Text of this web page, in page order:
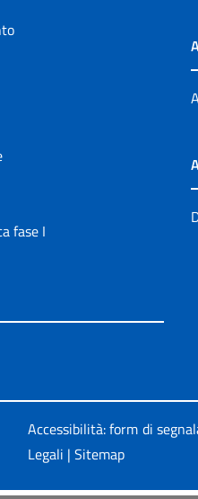
fase I
Accessibilità: form di
Legali | Sitemap